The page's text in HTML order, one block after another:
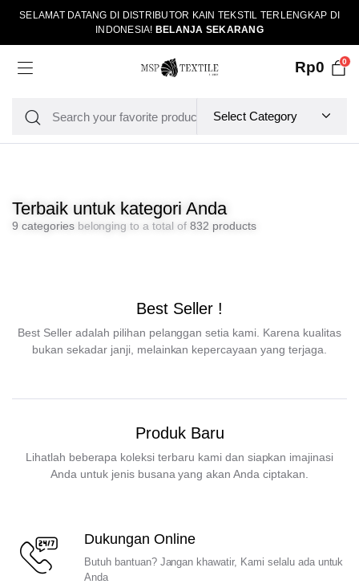
SELAMAT DATANG DI DISTRIBUTOR KAIN TEKSTIL TERLENGKAP DI
INDONESIA! BELANJA SEKARANG
Rp0 0
Terbaik untuk kategori Anda
9 categoriesbelonging to a total of 832 products
Best Seller !
Best Seller adalah pilihan pelanggan setia kami. Karena kualitas
bukan sekadar janji, melainkan kepercayaan yang terjaga.
Produk Baru
Lihatlah beberapa koleksi terbaru kami dan siapkan imajinasi
Anda untuk jenis busana yang akan Anda ciptakan.
Dukungan Online
Butuh bantuan? Jangan khawatir, Kami selalu ada untuk
Anda